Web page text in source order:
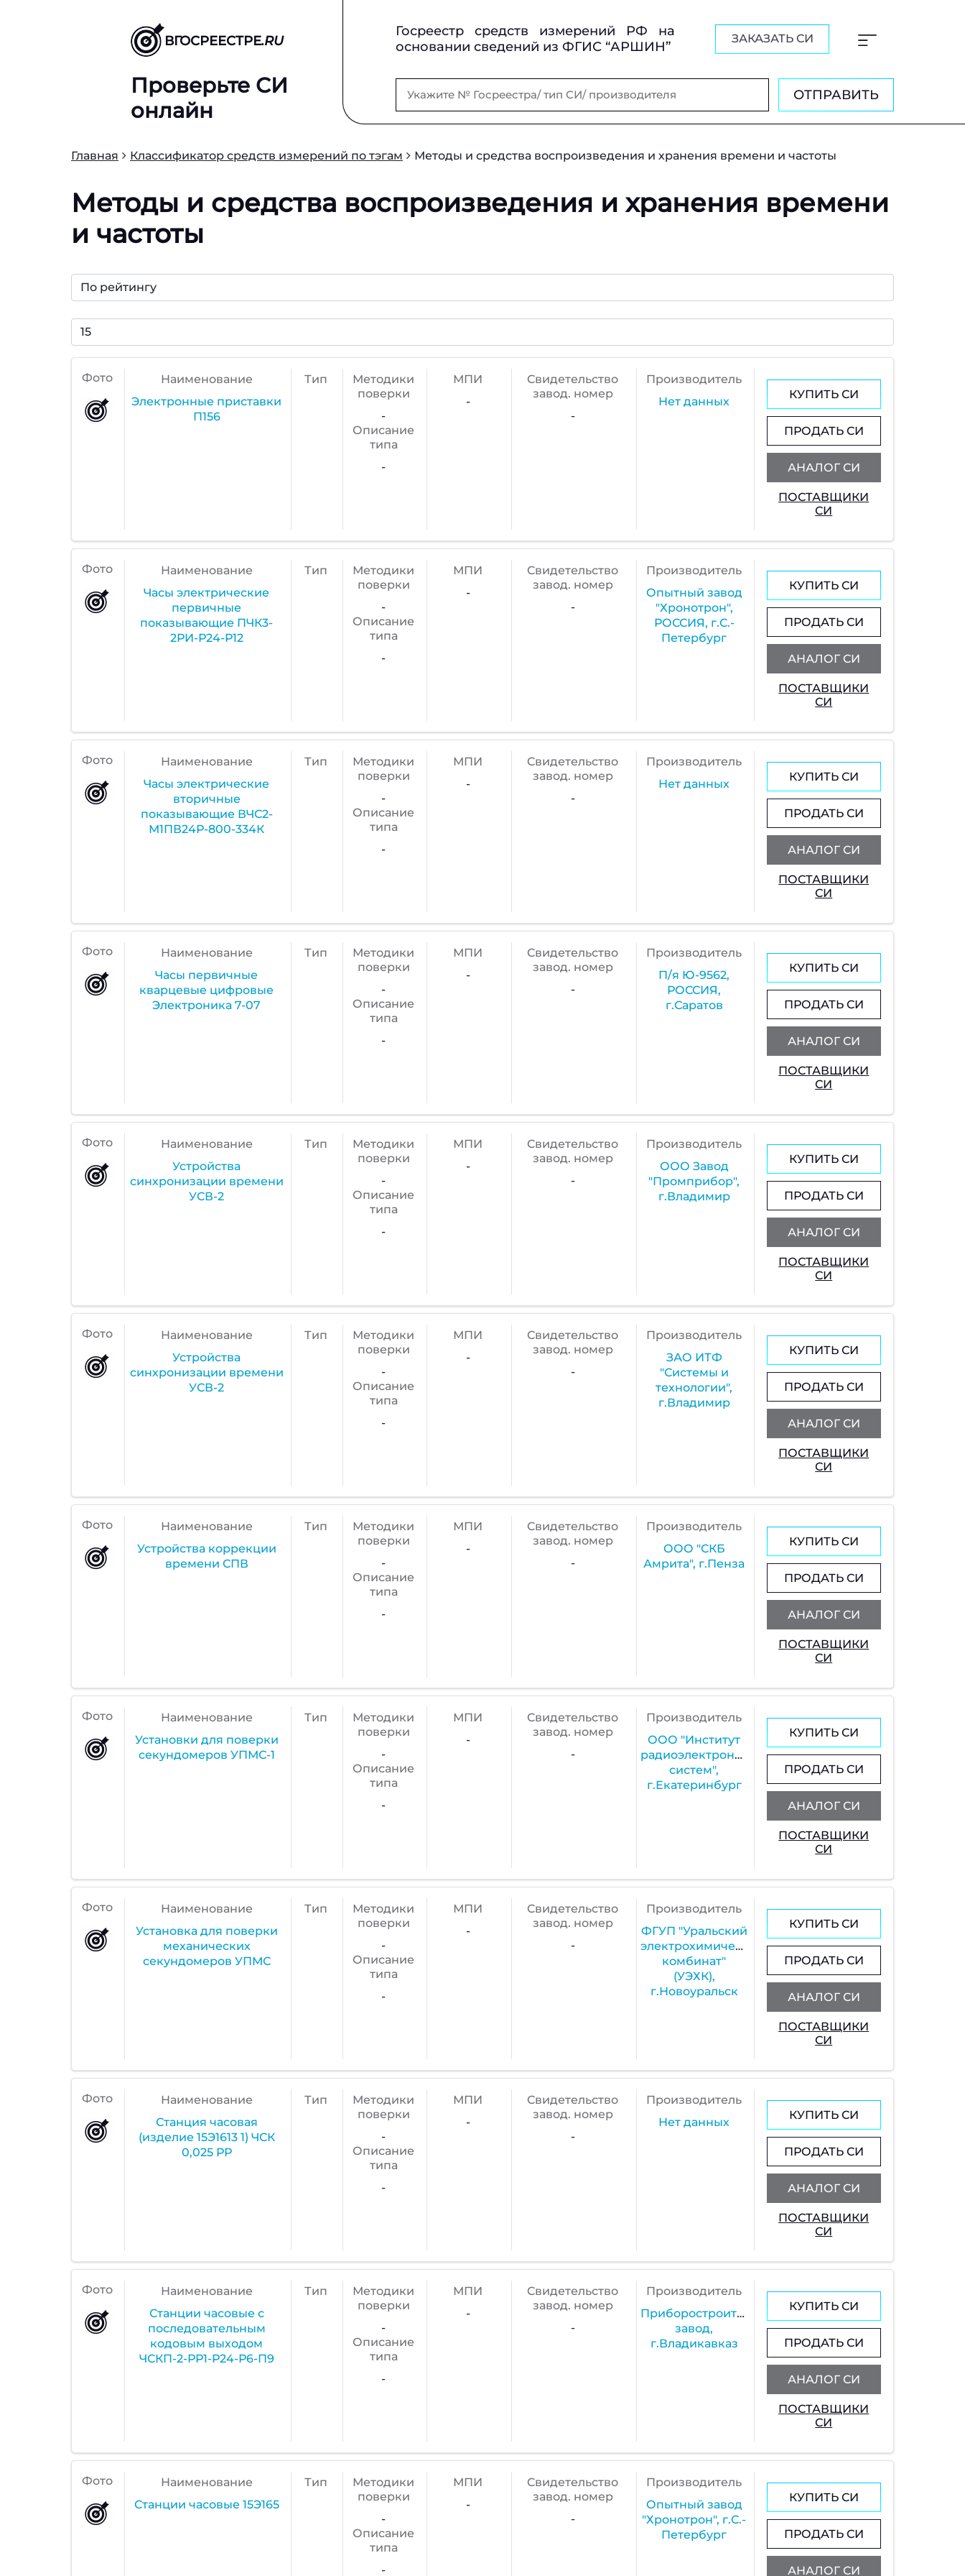
ВГОСРЕЕСТРЕ.RU
Госреестр средств измерений РФ на
основании сведений из ФГИС “АРШИН”
ЗАКАЗАТЬ СИ
Проверьте СИ
онлайн
ОТПРАВИТЬ
Главная Классификатор средств измерений по тэгам Методы и средства воспроизведения и хранения времени и частоты
Методы и средства воспроизведения и хранения времени
и частоты
Фото
Наименование
Электронные приставки
П156
Тип
Методики
поверки
-
Описание
типа
-
МПИ
-
Cвидетельство
завод. номер
-
Производитель
Нет данных
КУПИТЬ СИ
ПРОДАТЬ СИ
АНАЛОГ СИ
ПОСТАВЩИКИ
СИ
Фото
Наименование
Часы электрические
первичные
показывающие ПЧК3-
2РИ-Р24-Р12
Тип
Методики
поверки
-
Описание
типа
-
МПИ
-
Cвидетельство
завод. номер
-
Производитель
Опытный завод
"Хронотрон",
РОССИЯ, г.С.-
Петербург
КУПИТЬ СИ
ПРОДАТЬ СИ
АНАЛОГ СИ
ПОСТАВЩИКИ
СИ
Фото
Наименование
Часы электрические
вторичные
показывающие ВЧС2-
М1ПВ24Р-800-334К
Тип
Методики
поверки
-
Описание
типа
-
МПИ
-
Cвидетельство
завод. номер
-
Производитель
Нет данных
КУПИТЬ СИ
ПРОДАТЬ СИ
АНАЛОГ СИ
ПОСТАВЩИКИ
СИ
Фото
Наименование
Часы первичные
кварцевые цифровые
Электроника 7-07
Тип
Методики
поверки
-
Описание
типа
-
МПИ
-
Cвидетельство
завод. номер
-
Производитель
П/я Ю-9562,
РОССИЯ,
г.Саратов
КУПИТЬ СИ
ПРОДАТЬ СИ
АНАЛОГ СИ
ПОСТАВЩИКИ
СИ
Фото
Наименование
Устройства
синхронизации времени
УСВ-2
Тип
Методики
поверки
-
Описание
типа
-
МПИ
-
Cвидетельство
завод. номер
-
Производитель
ООО Завод
"Промприбор",
г.Владимир
КУПИТЬ СИ
ПРОДАТЬ СИ
АНАЛОГ СИ
ПОСТАВЩИКИ
СИ
Фото
Наименование
Устройства
синхронизации времени
УСВ-2
Тип
Методики
поверки
-
Описание
типа
-
МПИ
-
Cвидетельство
завод. номер
-
Производитель
ЗАО ИТФ
"Системы и
технологии",
г.Владимир
КУПИТЬ СИ
ПРОДАТЬ СИ
АНАЛОГ СИ
ПОСТАВЩИКИ
СИ
Фото
Наименование
Устройства коррекции
времени СПВ
Тип
Методики
поверки
-
Описание
типа
-
МПИ
-
Cвидетельство
завод. номер
-
Производитель
ООО "СКБ
Амрита", г.Пенза
КУПИТЬ СИ
ПРОДАТЬ СИ
АНАЛОГ СИ
ПОСТАВЩИКИ
СИ
Фото
Наименование
Установки для поверки
секундомеров УПМС-1
Тип
Методики
поверки
-
Описание
типа
-
МПИ
-
Cвидетельство
завод. номер
-
Производитель
ООО "Институт
радиоэлектронных
систем",
г.Екатеринбург
КУПИТЬ СИ
ПРОДАТЬ СИ
АНАЛОГ СИ
ПОСТАВЩИКИ
СИ
Фото
Наименование
Установка для поверки
механических
секундомеров УПМС
Тип
Методики
поверки
-
Описание
типа
-
МПИ
-
Cвидетельство
завод. номер
-
Производитель
ФГУП "Уральский
электрохимический
комбинат"
(УЭХК),
г.Новоуральск
КУПИТЬ СИ
ПРОДАТЬ СИ
АНАЛОГ СИ
ПОСТАВЩИКИ
СИ
Фото
Наименование
Станция часовая
(изделие 15Э1613 1) ЧСК
0,025 РР
Тип
Методики
поверки
-
Описание
типа
-
МПИ
-
Cвидетельство
завод. номер
-
Производитель
Нет данных
КУПИТЬ СИ
ПРОДАТЬ СИ
АНАЛОГ СИ
ПОСТАВЩИКИ
СИ
Фото
Наименование
Станции часовые с
последовательным
кодовым выходом
ЧСКП-2-РР1-Р24-Р6-П9
Тип
Методики
поверки
-
Описание
типа
-
МПИ
-
Cвидетельство
завод. номер
-
Производитель
Приборостроительный
завод,
г.Владикавказ
КУПИТЬ СИ
ПРОДАТЬ СИ
АНАЛОГ СИ
ПОСТАВЩИКИ
СИ
Фото
Наименование
Станции часовые 15Э165
Тип
Методики
поверки
-
Описание
типа
-
МПИ
-
Cвидетельство
завод. номер
-
Производитель
Опытный завод
"Хронотрон", г.С.-
Петербург
КУПИТЬ СИ
ПРОДАТЬ СИ
АНАЛОГ СИ